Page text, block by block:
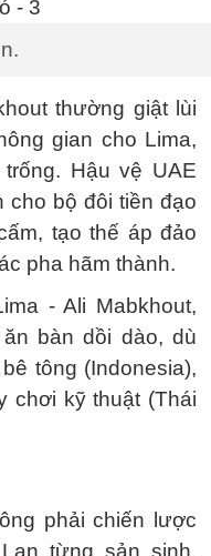
thường giật lùi
gian cho Lima,
Hậu vệ UAE
cho bộ đôi tiền đạo
tạo thế áp đảo
pha hãm thành.
- Ali Mabkhout,
bàn dồi dào, dù
tông (Indonesia),
chơi kỹ thuật (Thái
phải chiến lược
từng sản sinh,